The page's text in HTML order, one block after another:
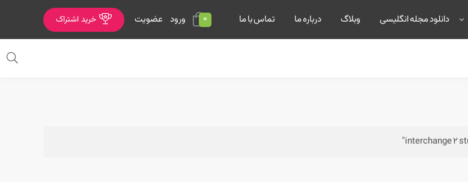
دانلود مجله انگلیسی وبلاگ درباره ما تماس با ما 0 ورود عضویت خرید اشتراک